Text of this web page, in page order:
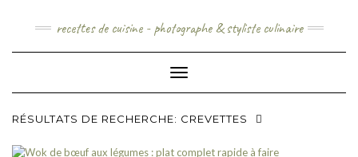
recettes de cuisine - photographe & styliste culinaire
Toggle Navigation
RÉSULTATS DE RECHERCHE: CREVETTES